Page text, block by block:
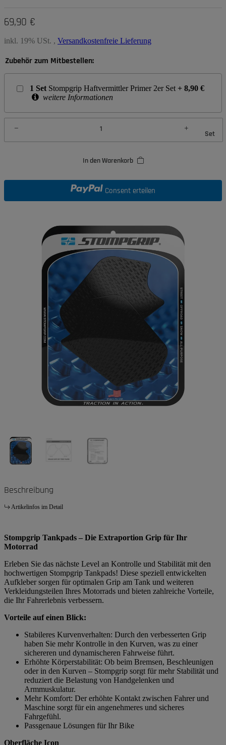
69,90 €
inkl. 19% USt. , Versandkostenfreie Lieferung
Zubehör zum Mitbestellen:
1 Set Stompgrip Haftvermittler Primer 2er Set + 8,90 €
weitere Informationen
Set
In den Warenkorb
Consent erteilen
Beschreibung
Artikelinfos im Detail
Stompgrip Tankpads – Die Extraportion Grip für Ihr
Motorrad
Erleben Sie das nächste Level an Kontrolle und Stabilität mit den
hochwertigen Stompgrip Tankpads! Diese speziell entwickelten
Aufkleber sorgen für optimalen Grip am Tank und weiteren
Verkleidungsteilen Ihres Motorrads und bieten zahlreiche Vorteile,
die Ihr Fahrerlebnis verbessern.
Vorteile auf einen Blick:
Stabileres Kurvenverhalten: Durch den verbesserten Grip
haben Sie mehr Kontrolle in den Kurven, was zu einer
sichereren und dynamischeren Fahrweise führt.
Erhöhte Körperstabilität: Ob beim Bremsen, Beschleunigen
oder in den Kurven – Stompgrip sorgt für mehr Stabilität und
reduziert die Belastung von Handgelenken und
Armmuskulatur.
Mehr Komfort: Der erhöhte Kontakt zwischen Fahrer und
Maschine sorgt für ein angenehmeres und sicheres
Fahrgefühl.
Passgenaue Lösungen für Ihr Bike
Oberfläche Icon